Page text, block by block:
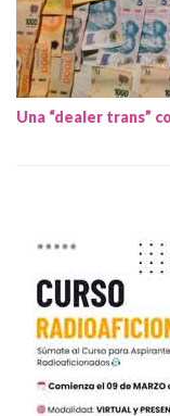
Una “dealer trans”